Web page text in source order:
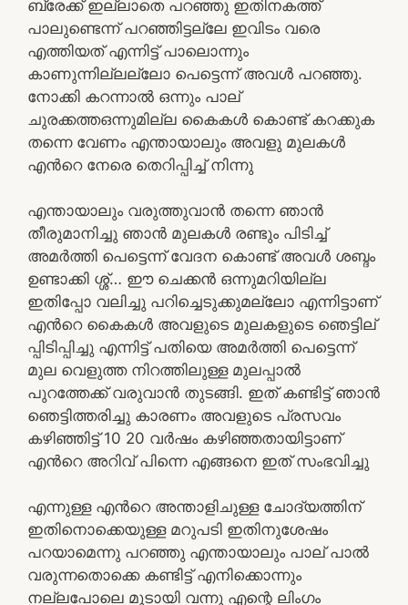
ബ്രേക്ക് ഇല്ലാതെ പറഞ്ഞു ഇതിനകത്ത്
പാലുണ്ടെന്ന് പറഞ്ഞിട്ടല്ലേ ഇവിടം വരെ
എത്തിയത് എന്നിട്ട് പാലൊന്നും
കാണുന്നില്ലല്ലോ പെട്ടെന്ന് അവൾ പറഞ്ഞു.
നോക്കി കറന്നാൽ ഒന്നും പാല്
ചുരക്കത്തഒന്നുമില്ല കൈകൾ കൊണ്ട് കറക്കുക
തന്നെ വേണം എന്തായാലും അവളു മുലകൾ
എൻറെ നേരെ തെറിപ്പിച്ച് നിന്നു
എന്തായാലും വരുത്തുവാൻ തന്നെ ഞാൻ
തീരുമാനിച്ചു ഞാൻ മുലകൾ രണ്ടും പിടിച്ച്
അമർത്തി പെട്ടെന്ന് വേദന കൊണ്ട് അവൾ ശബ്ദം
ഉണ്ടാക്കി ശ്ശ്… ഈ ചെക്കൻ ഒന്നുമറിയില്ല
ഇതിപ്പോ വലിച്ചു പറിച്ചെടുക്കുമല്ലോ എന്നിട്ടാണ്
എൻറെ കൈകൾ അവളുടെ മുലകളുടെ ഞെട്ടില്
പ്പിടിപ്പിച്ചു എന്നിട്ട് പതിയെ അമർത്തി പെട്ടെന്ന്
മുല വെളുത്ത നിറത്തിലുള്ള മുലപ്പാൽ
പുറത്തേക്ക് വരുവാൻ തുടങ്ങി. ഇത് കണ്ടിട്ട് ഞാൻ
ഞെട്ടിത്തരിച്ചു കാരണം അവളുടെ പ്രസവം
കഴിഞ്ഞിട്ട് 10 20 വർഷം കഴിഞ്ഞതായിട്ടാണ്
എൻറെ അറിവ് പിന്നെ എങ്ങനെ ഇത് സംഭവിച്ചു
എന്നുള്ള എൻറെ അന്താളിചുള്ള ചോദ്യത്തിന്
ഇതിനൊക്കെയുള്ള മറുപടി ഇതിനുശേഷം
പറയാമെന്നു പറഞ്ഞു എന്തായാലും പാല് പാൽ
വരുന്നതൊക്കെ കണ്ടിട്ട് എനിക്കൊന്നും
നല്ലപോലെ മൂടായി വന്നു എന്റെ ലിംഗം